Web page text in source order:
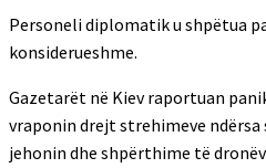
Personeli diplomatik u shpëtua
konsiderueshme.
Gazetarët në Kiev raportuan
vraponin drejt strehimeve
jehonin dhe shpërthime të